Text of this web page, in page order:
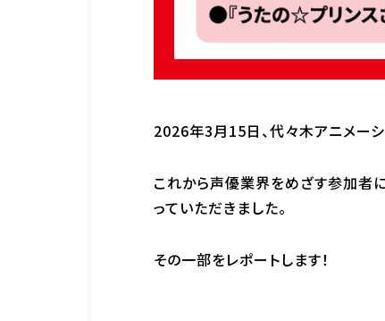
企業情報 資料請求 お問い合
2026年3月15日、代々木アニメーシ
これから声優業界をめざす参加者
っていただきました。
その一部をレポートします！